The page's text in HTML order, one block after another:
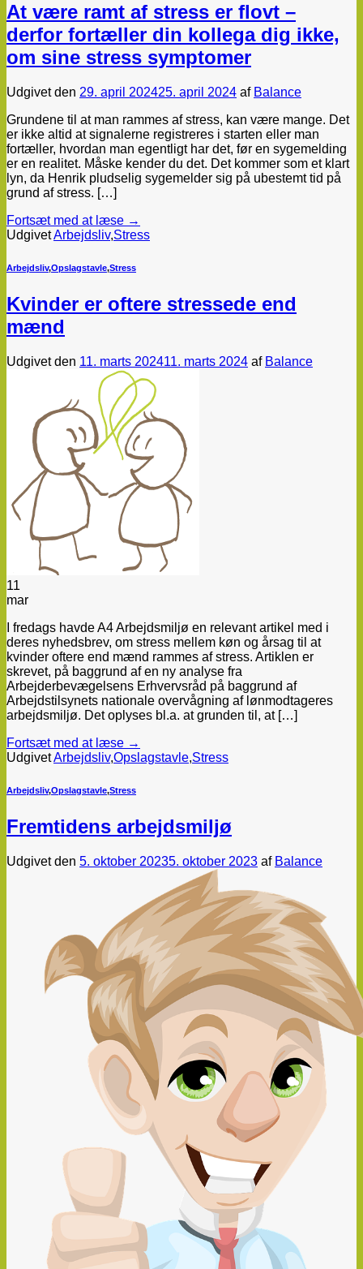
At være ramt af stress er flovt –
derfor fortæller din kollega dig ikke,
om sine stress symptomer
Udgivet den 29. april 202425. april 2024 af Balance
Grundene til at man rammes af stress, kan være mange. Det
er ikke altid at signalerne registreres i starten eller man
fortæller, hvordan man egentligt har det, før en sygemelding
er en realitet. Måske kender du det. Det kommer som et klart
lyn, da Henrik pludselig sygemelder sig på ubestemt tid på
grund af stress. […]
Fortsæt med at læse →
UdgivetArbejdsliv,Stress
Arbejdsliv,Opslagstavle,Stress
Kvinder er oftere stressede end
mænd
Udgivet den 11. marts 202411. marts 2024 af Balance
11
mar
I fredags havde A4 Arbejdsmiljø en relevant artikel med i
deres nyhedsbrev, om stress mellem køn og årsag til at
kvinder oftere end mænd rammes af stress. Artiklen er
skrevet, på baggrund af en ny analyse fra
Arbejderbevægelsens Erhvervsråd på baggrund af
Arbejdstilsynets nationale overvågning af lønmodtageres
arbejdsmiljø. Det oplyses bl.a. at grunden til, at […]
Fortsæt med at læse →
UdgivetArbejdsliv,Opslagstavle,Stress
Arbejdsliv,Opslagstavle,Stress
Fremtidens arbejdsmiljø
Udgivet den 5. oktober 20235. oktober 2023 af Balance